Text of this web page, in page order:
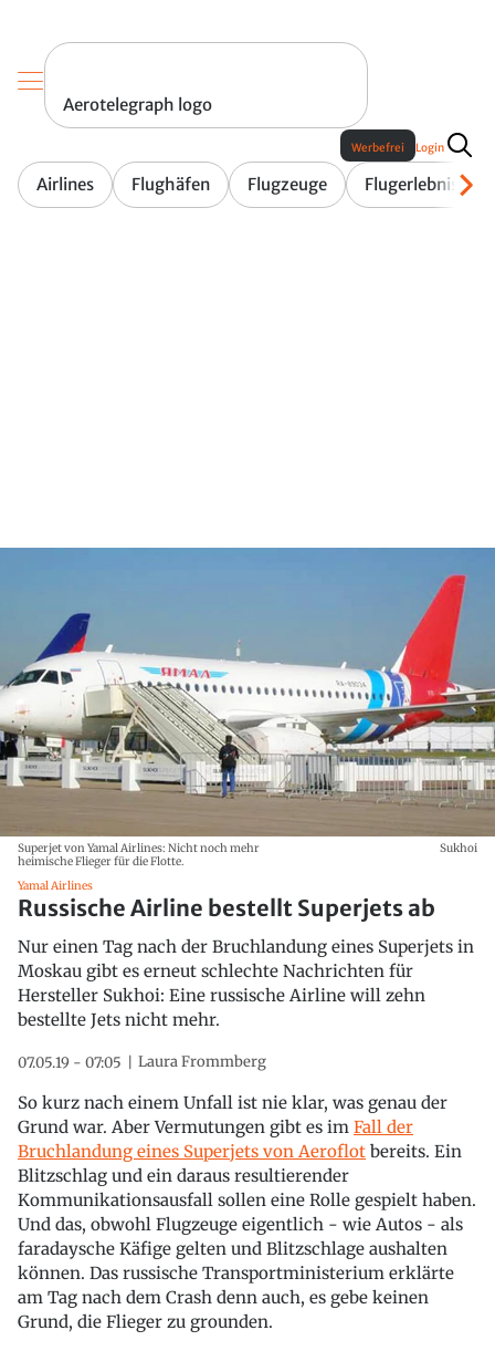
Aerotelegraph logo
Airlines Flughäfen Flugzeuge Flugerlebnis
Werbefrei Login
Superjet von Yamal Airlines: Nicht noch mehr
heimische Flieger für die Flotte.
Sukhoi
Yamal Airlines
Russische Airline bestellt Superjets ab
Nur einen Tag nach der Bruchlandung eines Superjets in
Moskau gibt es erneut schlechte Nachrichten für
Hersteller Sukhoi: Eine russische Airline will zehn
bestellte Jets nicht mehr.
07.05.19 - 07:05 Laura Frommberg
So kurz nach einem Unfall ist nie klar, was genau der
Grund war. Aber Vermutungen gibt es im Fall der
Bruchlandung eines Superjets von Aeroflot bereits. Ein
Blitzschlag und ein daraus resultierender
Kommunikationsausfall sollen eine Rolle gespielt haben.
Und das, obwohl Flugzeuge eigentlich - wie Autos - als
faradaysche Käfige gelten und Blitzschlage aushalten
können. Das russische Transportministerium erklärte
am Tag nach dem Crash denn auch, es gebe keinen
Grund, die Flieger zu grounden.